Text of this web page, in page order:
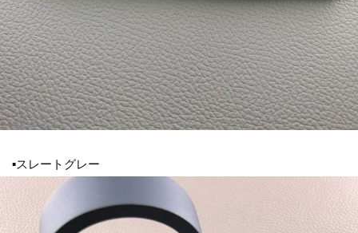
▪スレートグレー